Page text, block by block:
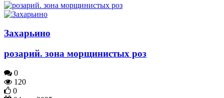
Захарьино
розарий. зона морщинистых роз
0
120
0